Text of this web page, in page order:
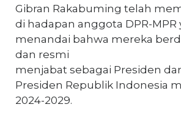
Gibran Rakabuming telah
di hadapan anggota DPR-MPR
menandai bahwa mereka
dan resmi
menjabat sebagai Presiden
Presiden Republik Indonesia
2024-2029.